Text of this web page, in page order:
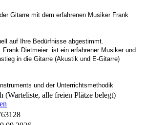
Gitarre mit dem erfahrenen Musiker Frank
auf Ihre Bedürfnisse abgestimmt.
Frank Dietmeier ist ein erfahrener Musiker und
in die Gitarre (Akustik und E-Gitarre)
und der Unterrichtsmethodik
(Warteliste, alle freien Plätze belegt)